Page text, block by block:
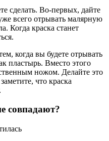
сделать. Во-первых, дайте
всего отрывать малярную
Когда краска станет
когда вы будете отрывать
пластырь. Вместо этого
ножом. Делайте это
что краска
совпадают?